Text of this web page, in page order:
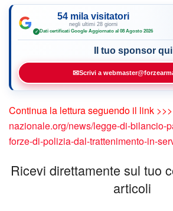
54 mila visitatori
negli ultimi 28 giorni
✓ Dati certificati Google·Aggiornato al 08 Agosto 2026
Il tuo sponsor qui
✉Scrivi a
Continua la lettura seguendo il link
nazionale.org/news/legge-di-bilancio-
forze-di-polizia-dal-trattenimento-in-
Ricevi direttamente sul tuo
articoli